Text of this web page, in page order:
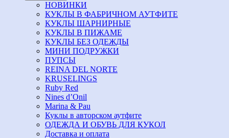
НОВИНКИ
КУКЛЫ В ФАБРИЧНОМ АУТФИТЕ
КУКЛЫ ШАРНИРНЫЕ
КУКЛЫ В ПИЖАМЕ
КУКЛЫ БЕЗ ОДЕЖДЫ
МИНИ ПОДРУЖКИ
ПУПСЫ
REINA DEL NORTE
KRUSELINGS
Ruby Red
Nines d’Onil
Marina & Pau
Куклы в авторском аутфите
ОДЕЖДА И ОБУВЬ ДЛЯ КУКОЛ
Доставка и оплата